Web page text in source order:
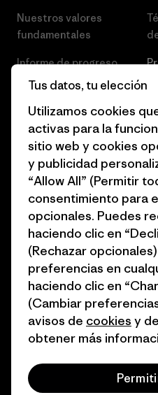
Nuestros valores
fundamentales
Informe de progreso
Business Unusual
Objetivos climáticos
1% for the Planet
Cómo financiamos
Tarjetas regalo
Encuentra una tienda
© 2026 Patagonia, Inc. Todos los
español
Tus datos, tu elección
Utilizamos cookies
activas para la
sitio web y cookies
y publicidad
“Allow All” (Permitir
consentimiento para
opcionales. Puedes
haciendo clic en
(Rechazar
preferencias en
haciendo clic en
(Cambiar
avisos de cookies y de
obtener más